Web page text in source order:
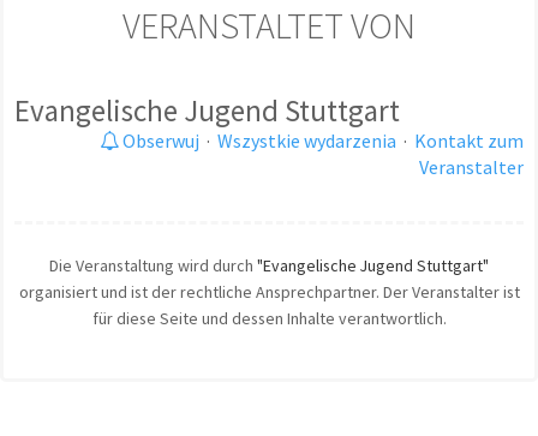
VERANSTALTET VON
Evangelische Jugend Stuttgart
Obserwuj · Wszystkie wydarzenia · Kontakt zum
Veranstalter
Die Veranstaltung wird durch "Evangelische Jugend Stuttgart"
organisiert und ist der rechtliche Ansprechpartner. Der Veranstalter ist
für diese Seite und dessen Inhalte verantwortlich.